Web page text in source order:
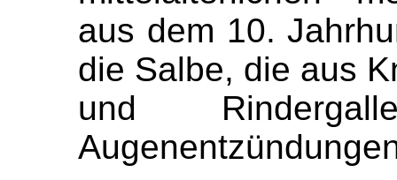
aus dem 10.
die Salbe, die aus
und